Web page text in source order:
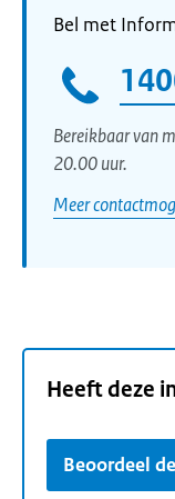
Bel met
Bereikbaar van
20.00 uur.
Meer
Heeft deze
Beoordeel